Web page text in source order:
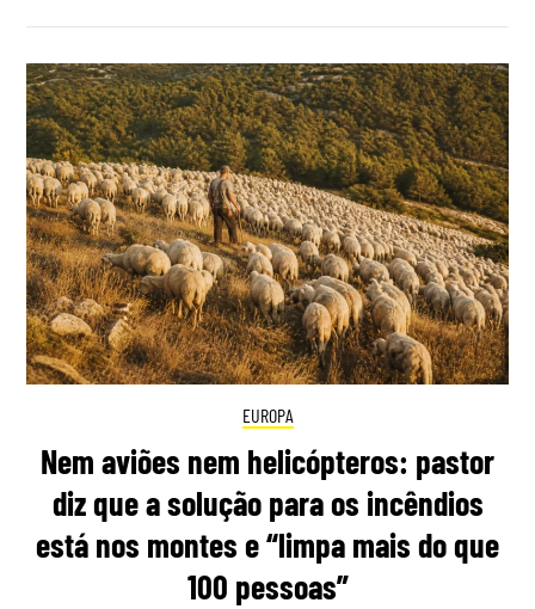
EUROPA
Nem aviões nem helicópteros: pastor
diz que a solução para os incêndios
está nos montes e “limpa mais do que
100 pessoas”